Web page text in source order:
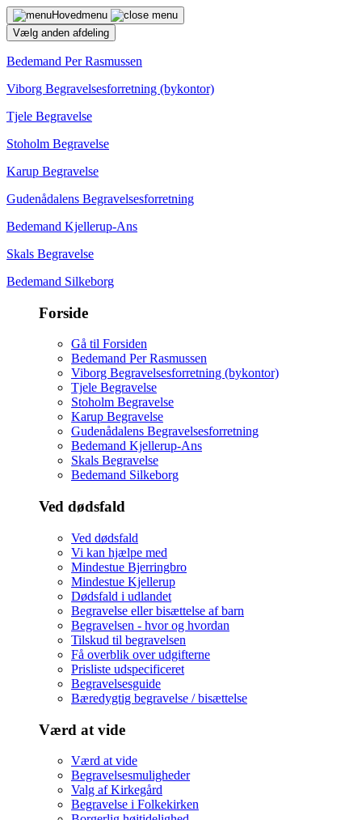
Hovedmenu
Vælg anden afdeling
Bedemand Per Rasmussen
Viborg Begravelsesforretning (bykontor)
Tjele Begravelse
Stoholm Begravelse
Karup Begravelse
Gudenådalens Begravelsesforretning
Bedemand Kjellerup-Ans
Skals Begravelse
Bedemand Silkeborg
Forside
Gå til Forsiden
Bedemand Per Rasmussen
Viborg Begravelsesforretning (bykontor)
Tjele Begravelse
Stoholm Begravelse
Karup Begravelse
Gudenådalens Begravelsesforretning
Bedemand Kjellerup-Ans
Skals Begravelse
Bedemand Silkeborg
Ved dødsfald
Ved dødsfald
Vi kan hjælpe med
Mindestue Bjerringbro
Mindestue Kjellerup
Dødsfald i udlandet
Begravelse eller bisættelse af barn
Begravelsen - hvor og hvordan
Tilskud til begravelsen
Få overblik over udgifterne
Prisliste udspecificeret
Begravelsesguide
Bæredygtig begravelse / bisættelse
Værd at vide
Værd at vide
Begravelsesmuligheder
Valg af Kirkegård
Begravelse i Folkekirken